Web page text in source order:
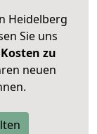
Heidelberg
Sie uns
zu
neuen